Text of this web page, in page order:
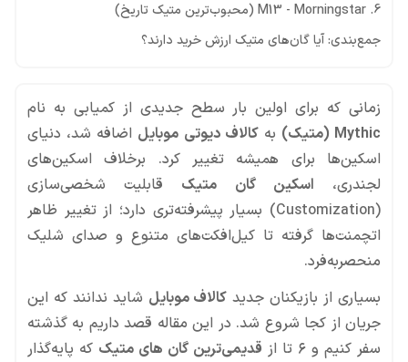
6. M13 - Morningstar (محبوب‌ترین متیک تاریخ)
جمع‌بندی: آیا گان‌های متیک ارزش خرید دارند؟
زمانی که برای اولین بار سطح جدیدی از کمیابی به نام
Mythic (متیک)
بهکالاف دیوتی موبایل اضافه شد، دنیای
اسکین‌ها برای همیشه تغییر کرد. برخلاف اسکین‌های
لجندری، اسکین گان متیک قابلیت شخصی‌سازی
(Customization) بسیار پیشرفته‌تری دارد؛ از تغییر ظاهر
اتچمنت‌ها گرفته تا کیل‌افکت‌های متنوع و صدای شلیک
منحصر‌به‌فرد.
بسیاری از بازیکنان جدید کالاف موبایل شاید ندانند که این
جریان از کجا شروع شد. در این مقاله قصد داریم به گذشته
سفر کنیم و ۶ تا از
قدیمی‌ترین گان های متیک که پایه‌گذار